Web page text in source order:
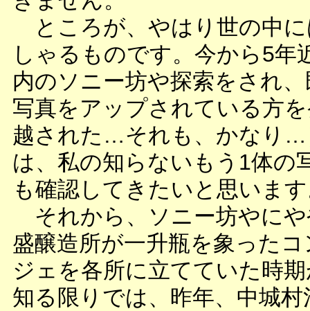
ところが、やはり世の中
しゃるものです。今から5年
内のソニー坊や探索をされ
写真をアップされている方
越された…それも、かなり…
は、私の知らないもう1体の
も確認してきたいと思いま
それから、ソニー坊やに
盛醸造所が一升瓶を象った
ジェを各所に立てていた時
知る限りでは、昨年、中城